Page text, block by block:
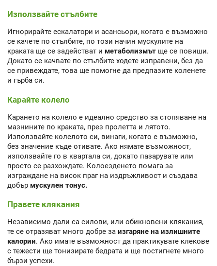
Използвайте стълбите
Игнорирайте ескалатори и асансьори, когато е възможно
се качете по стълбите, по този начин мускулите на
краката ще се задействат и метаболизмът ще се повиши.
Докато се качвате по стълбите ходете изправени, без да
се привеждате, това ще помогне да предпазите коленете
и гърба си.
Карайте колело
Карането на колело е идеално средство за стопяване на
мазнините по краката, през пролетта и лятото.
Използвайте колелото си, винаги, когато е възможно,
без значение къде отивате. Ако нямате възможност,
използвайте го в квартала си, докато пазарувате или
просто се разхождате. Колоезденето помага за
изграждане на висок праг на издръжливост и създава
добър мускулен тонус.
Правете клякания
Независимо дали са силови, или обикновени клякания,
те се отразяват много добре за изгаряне на излишните
калории. Ако имате възможност да практикувате клекове
с тежести ще тонизирате бедрата и ще постигнете много
бързи успехи.